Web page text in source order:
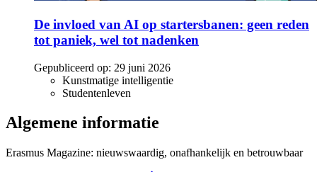
De invloed van AI op startersbanen: geen reden
tot paniek, wel tot nadenken
Gepubliceerd op: 29 juni 2026
Kunstmatige intelligentie
Studentenleven
Algemene informatie
Erasmus Magazine: nieuwswaardig, onafhankelijk en betrouwbaar